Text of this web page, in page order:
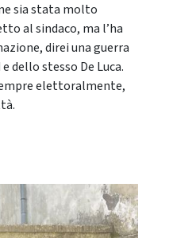
sia stata molto
al sindaco, ma l’ha
direi una guerra
dello stesso De Luca.
elettoralmente,